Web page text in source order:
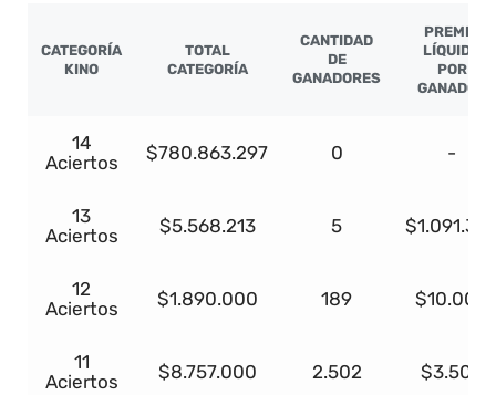
CATEGORÍA
KINO
TOTAL
CATEGORÍA
CANTIDAD
DE
GANADORES
PREMIO
LÍQUIDO
POR
GANADOR
14
Aciertos
$780.863.297 0 -
13
Aciertos
$5.568.213 5
12
Aciertos
$1.890.000 189 $10.000
11
Aciertos
$8.757.000 2.502 $3.500